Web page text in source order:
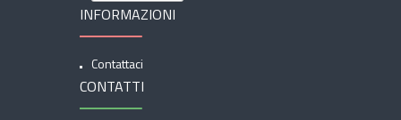
INFORMAZIONI
Contattaci
CONTATTI